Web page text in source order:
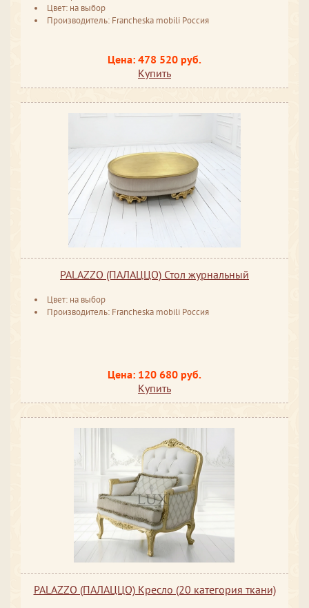
Цвет: на выбор
Производитель: Francheska mobili Россия
Цена: 478 520 руб.
Купить
PALAZZO (ПАЛАЦЦО) Стол журнальный
Цвет: на выбор
Производитель: Francheska mobili Россия
Цена: 120 680 руб.
Купить
PALAZZO (ПАЛАЦЦО) Кресло (20 категория ткани)